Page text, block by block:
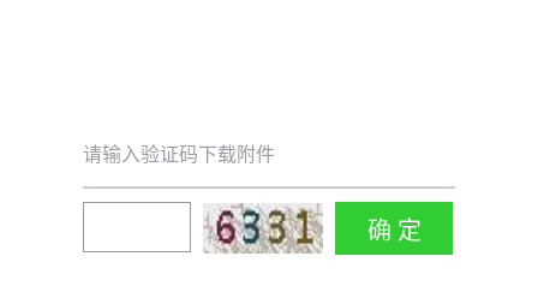
请输入验证码下载附件